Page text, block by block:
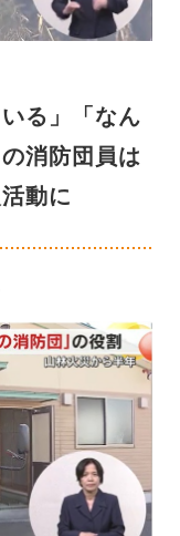
る」「なん
消防団員は
動に